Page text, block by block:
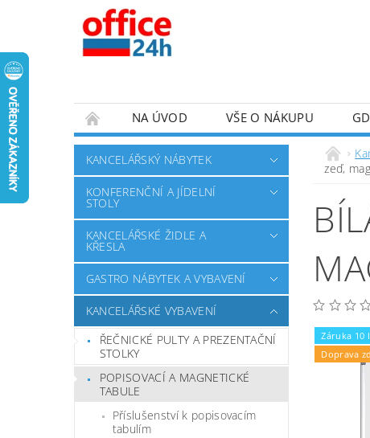
NA ÚVOD VŠE O NÁKUPU
KANCELÁŘSKÝ NÁBYTEK
KONFERENČNÍ A JÍDELNÍ
STOLY
KANCELÁŘSKÉ ŽIDLE A
KŘESLA
GASTRO NÁBYTEK A VYBAVENÍ
KANCELÁŘSKÉ VYBAVENÍ
ŘEČNICKÉ PULTY A PREZENTAČNÍ
STOLKY
POPISOVACÍ A MAGNETICKÉ
TABULE
Příslušenství k popisovacím
tabulím
zeď,
Záruka 10
Doprava